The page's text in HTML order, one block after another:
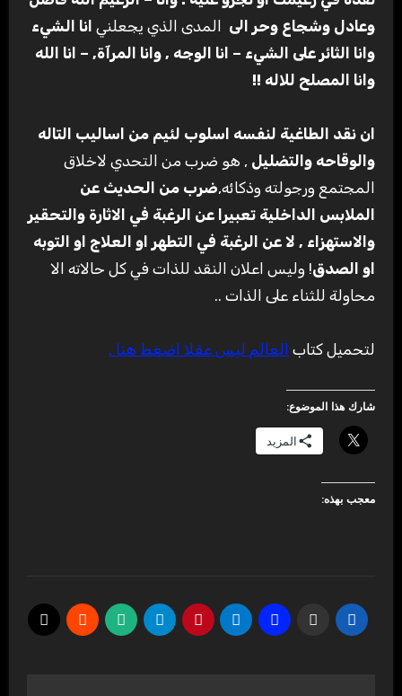
وعادل وشجاع وحر الى المدى الذي يجعلني انا الشيء
وانا الثائر على الشيء – انا الوجه , وانا المرآة, – انا الله
وانا المصلح للاله !!
ان نقد الطاغية لنفسه اسلوب لئيم من اساليب التاله
والوقاحه والتضليل , هو ضرب من التحدي لاخلاق
المجتمع ورجولته وذكائه,ضرب من الحديث عن
الملابس الداخلية تعبيرا عن الرغبة في الاثارة والتحقير
والاستهزاء , لا عن الرغبة في التطهر او العلاج او التوبه
او الصدق! وليس اعلان النقد للذات في كل حالاته الا
محاولة للثناء على الذات ..
لتحميل كتاب العالم ليس عقلا اضغط هنا .
شارك هذا الموضوع:
المزيد
معجب بهذه: